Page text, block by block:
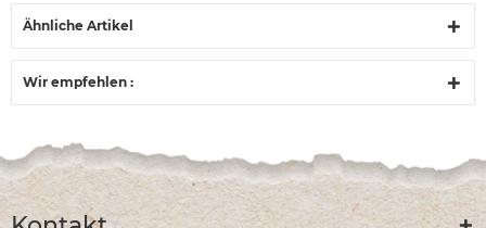
Ähnliche Artikel
Wir empfehlen :